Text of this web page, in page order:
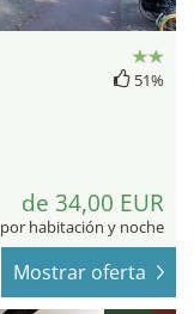
51%
de 34,00 EUR
por habitación y noche
Mostrar oferta